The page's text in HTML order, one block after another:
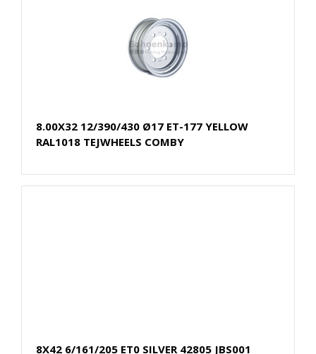
8.00X32 12/390/430 Ø17 ET-177 YELLOW
RAL1018 TEJWHEELS COMBY
8X42 6/161/205 ET0 SILVER 42805 JBS001